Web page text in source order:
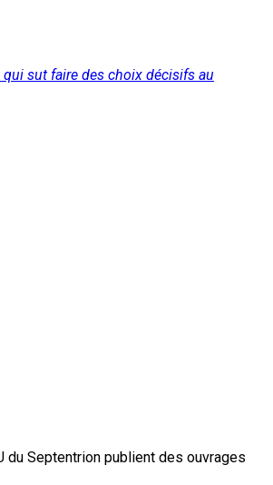
sut faire des choix décisifs au
Septentrion publient des ouvrages